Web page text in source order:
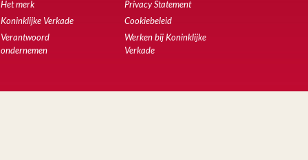
Het merk
Koninklijke Verkade
Verantwoord
ondernemen
Privacy Statement
Cookiebeleid
Werken bij Koninklijke
Verkade